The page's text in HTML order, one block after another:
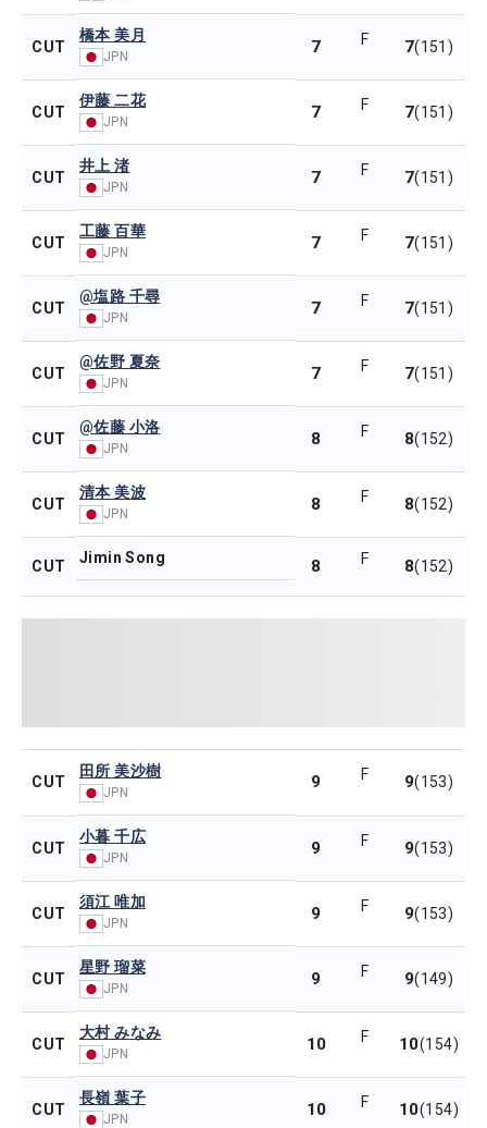
CUT
橋本 美月
JPN 7 F 7(151)
CUT
伊藤 二花
JPN 7 F 7(151)
CUT
井上 渚
JPN 7 F 7(151)
CUT
工藤 百華
JPN 7 F 7(151)
CUT
@塩路 千尋
JPN 7 F 7(151)
CUT
@佐野 夏奈
JPN 7 F 7(151)
CUT
@佐藤 小洛
JPN 8 F 8(152)
CUT
清本 美波
JPN 8 F 8(152)
CUT Jimin Song 8 F 8(152)
CUT
田所 美沙樹
JPN
9 F 9(153)
CUT
小暮 千広
JPN 9 F 9(153)
CUT
須江 唯加
JPN 9 F 9(153)
CUT
星野 瑠菜
JPN 9 F 9(149)
CUT
大村 みなみ
JPN 10 F 10(154)
CUT
長嶺 葉子
JPN 10 F 10(154)